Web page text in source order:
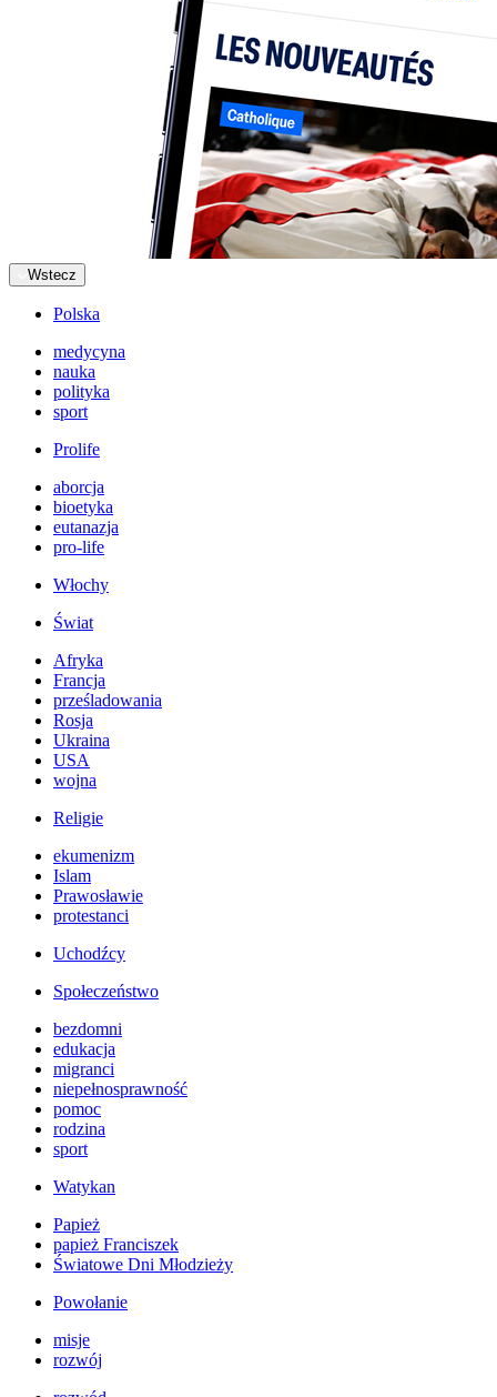
Wstecz
Polska
medycyna
nauka
polityka
sport
Prolife
aborcja
bioetyka
eutanazja
pro-life
Włochy
Świat
Afryka
Francja
prześladowania
Rosja
Ukraina
USA
wojna
Religie
ekumenizm
Islam
Prawosławie
protestanci
Uchodźcy
Społeczeństwo
bezdomni
edukacja
migranci
niepełnosprawność
pomoc
rodzina
sport
Watykan
Papież
papież Franciszek
Światowe Dni Młodzieży
Powołanie
misje
rozwój